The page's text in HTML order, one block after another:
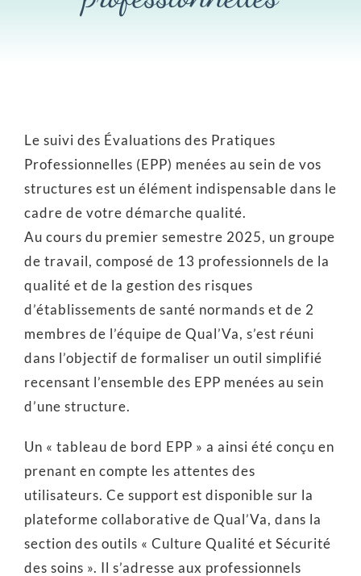
Le suivi des Évaluations des Pratiques
Professionnelles (EPP) menées au sein de vos
structures est un élément indispensable dans le
cadre de votre démarche qualité.
Au cours du premier semestre 2025, un groupe
de travail, composé de 13 professionnels de la
qualité et de la gestion des risques
d’établissements de santé normands et de 2
membres de l’équipe de Qual’Va, s’est réuni
dans l’objectif de formaliser un outil simplifié
recensant l’ensemble des EPP menées au sein
d’une structure.
Un « tableau de bord EPP » a ainsi été conçu en
prenant en compte les attentes des
utilisateurs. Ce support est disponible sur la
plateforme collaborative de Qual’Va, dans la
section des outils « Culture Qualité et Sécurité
des soins ». Il s’adresse aux professionnels